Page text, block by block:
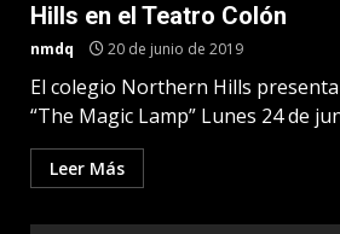
Hills en el Teatro Colón
nmdq 20 de junio de 2019
El colegio Northern Hills presenta
“The Magic Lamp” Lunes 24 de
Leer Más